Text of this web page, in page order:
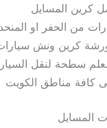
كرين المسايل
من الحفر او
كرين ونش
سطحة لنقل
كافة مناطق الكويت
المسايل